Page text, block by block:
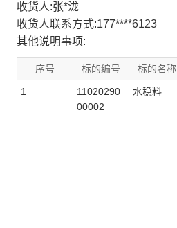
收货人:张*泷
收货人联系方式:177****6123
其他说明事项:
序号 标的编号 标的名称
1
11020290
00002
水稳料